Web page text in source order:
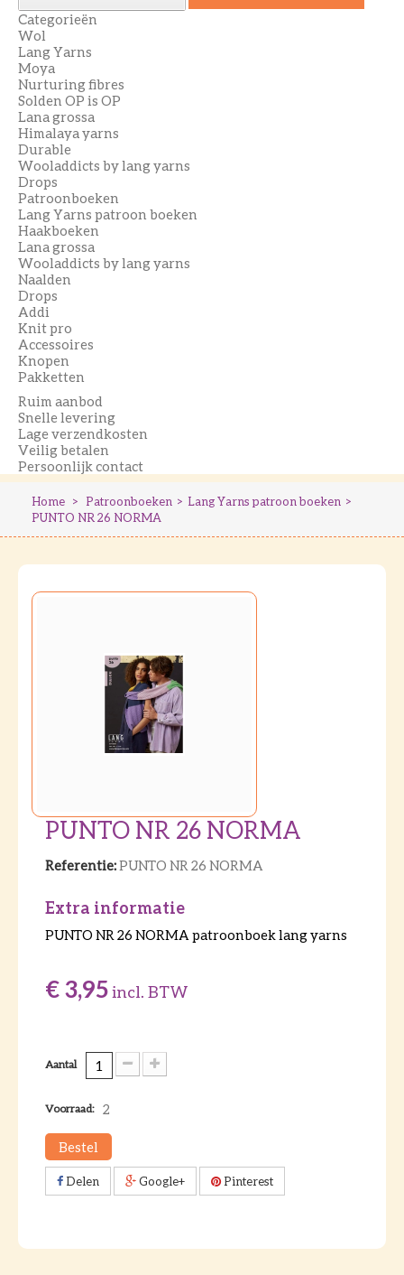
Categorieën
Wol
Lang Yarns
Moya
Nurturing fibres
Solden OP is OP
Lana grossa
Himalaya yarns
Durable
Wooladdicts by lang yarns
Drops
Patroonboeken
Lang Yarns patroon boeken
Haakboeken
Lana grossa
Wooladdicts by lang yarns
Naalden
Drops
Addi
Knit pro
Accessoires
Knopen
Pakketten
Ruim aanbod
Snelle levering
Lage verzendkosten
Veilig betalen
Persoonlijk contact
Home > Patroonboeken > Lang Yarns patroon boeken >
PUNTO NR 26 NORMA
PUNTO NR 26 NORMA
Referentie:PUNTO NR 26 NORMA
Extra informatie
PUNTO NR 26 NORMA patroonboek lang yarns
€ 3,95incl. BTW
Aantal
Voorraad: 2
Bestel
Delen Google+ Pinterest